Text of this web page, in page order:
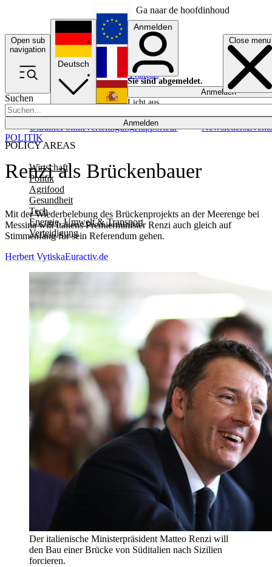
Ga naar de hoofdinhoud
Open sub
navigation
Close menu
Suchen
Anmelden
POLICY AREAS
Wirtschaft
Politik
Agrifood
Gesundheit
Tech
Energie, Umwelt & Transport
Verteidigung
UkrainePolitikVerteidigungRapporteur NewslettersEvents
Deutsch
English
Français
Anmelden
Sie sind abgemeldet.
Anmelden
Licht aus
Renzi als Brückenbauer
Mit der Wiederbelebung des Brückenprojekts an der Meerenge bei
Messina will Italiens Premierminister Renzi auch gleich auf
Stimmenfang für sein Referendum gehen.
POLITIK
Herbert VytiskaEuractiv.de
Der italienische Ministerpräsident Matteo Renzi will
den Bau einer Brücke von Süditalien nach Sizilien
forcieren.